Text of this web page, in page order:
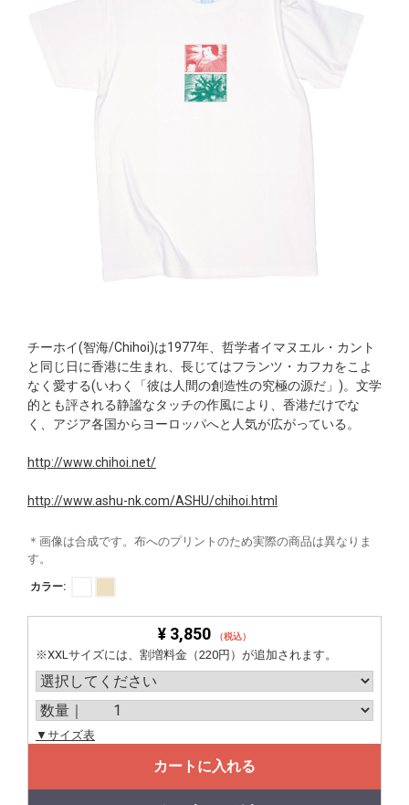
チーホイ(智海/Chihoi)は1977年、哲学者イマヌエル・カント
と同じ日に香港に生まれ、長じてはフランツ・カフカをこよ
なく愛する(いわく「彼は人間の創造性の究極の源だ」)。文学
的とも評される静謐なタッチの作風により、香港だけでな
く、アジア各国からヨーロッパへと人気が広がっている。
http://www.chihoi.net/
http://www.ashu-nk.com/ASHU/chihoi.html
＊画像は合成です。布へのプリントのため実際の商品は異なりま
す。
カラー:
¥ 3,850 （税込）
※XXLサイズには、割増料金（220円）が追加されます。
▼サイズ表
カートに入れる